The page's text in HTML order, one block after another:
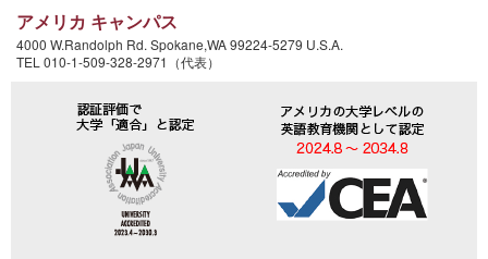
アメリカ キャンパス
4000 W.Randolph Rd. Spokane,WA 99224-5279 U.S.A.
TEL 010-1-509-328-2971（代表）